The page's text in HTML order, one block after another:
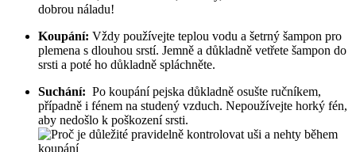
dobrou náladu!
Koupání: Vždy používejte teplou vodu a šetrný⁤ šampon pro
plemena s dlouhou ‌srstí. Jemně a důkladně vetřete šampon do
srsti a⁤ poté ho důkladně​ spláchněte.
Suchání: ‍ Po koupání pejska ⁢důkladně osušte ⁤ručníkem,
případně​ i fénem na studený vzduch. Nepoužívejte horký fén,
aby⁣ nedošlo k poškození srsti.